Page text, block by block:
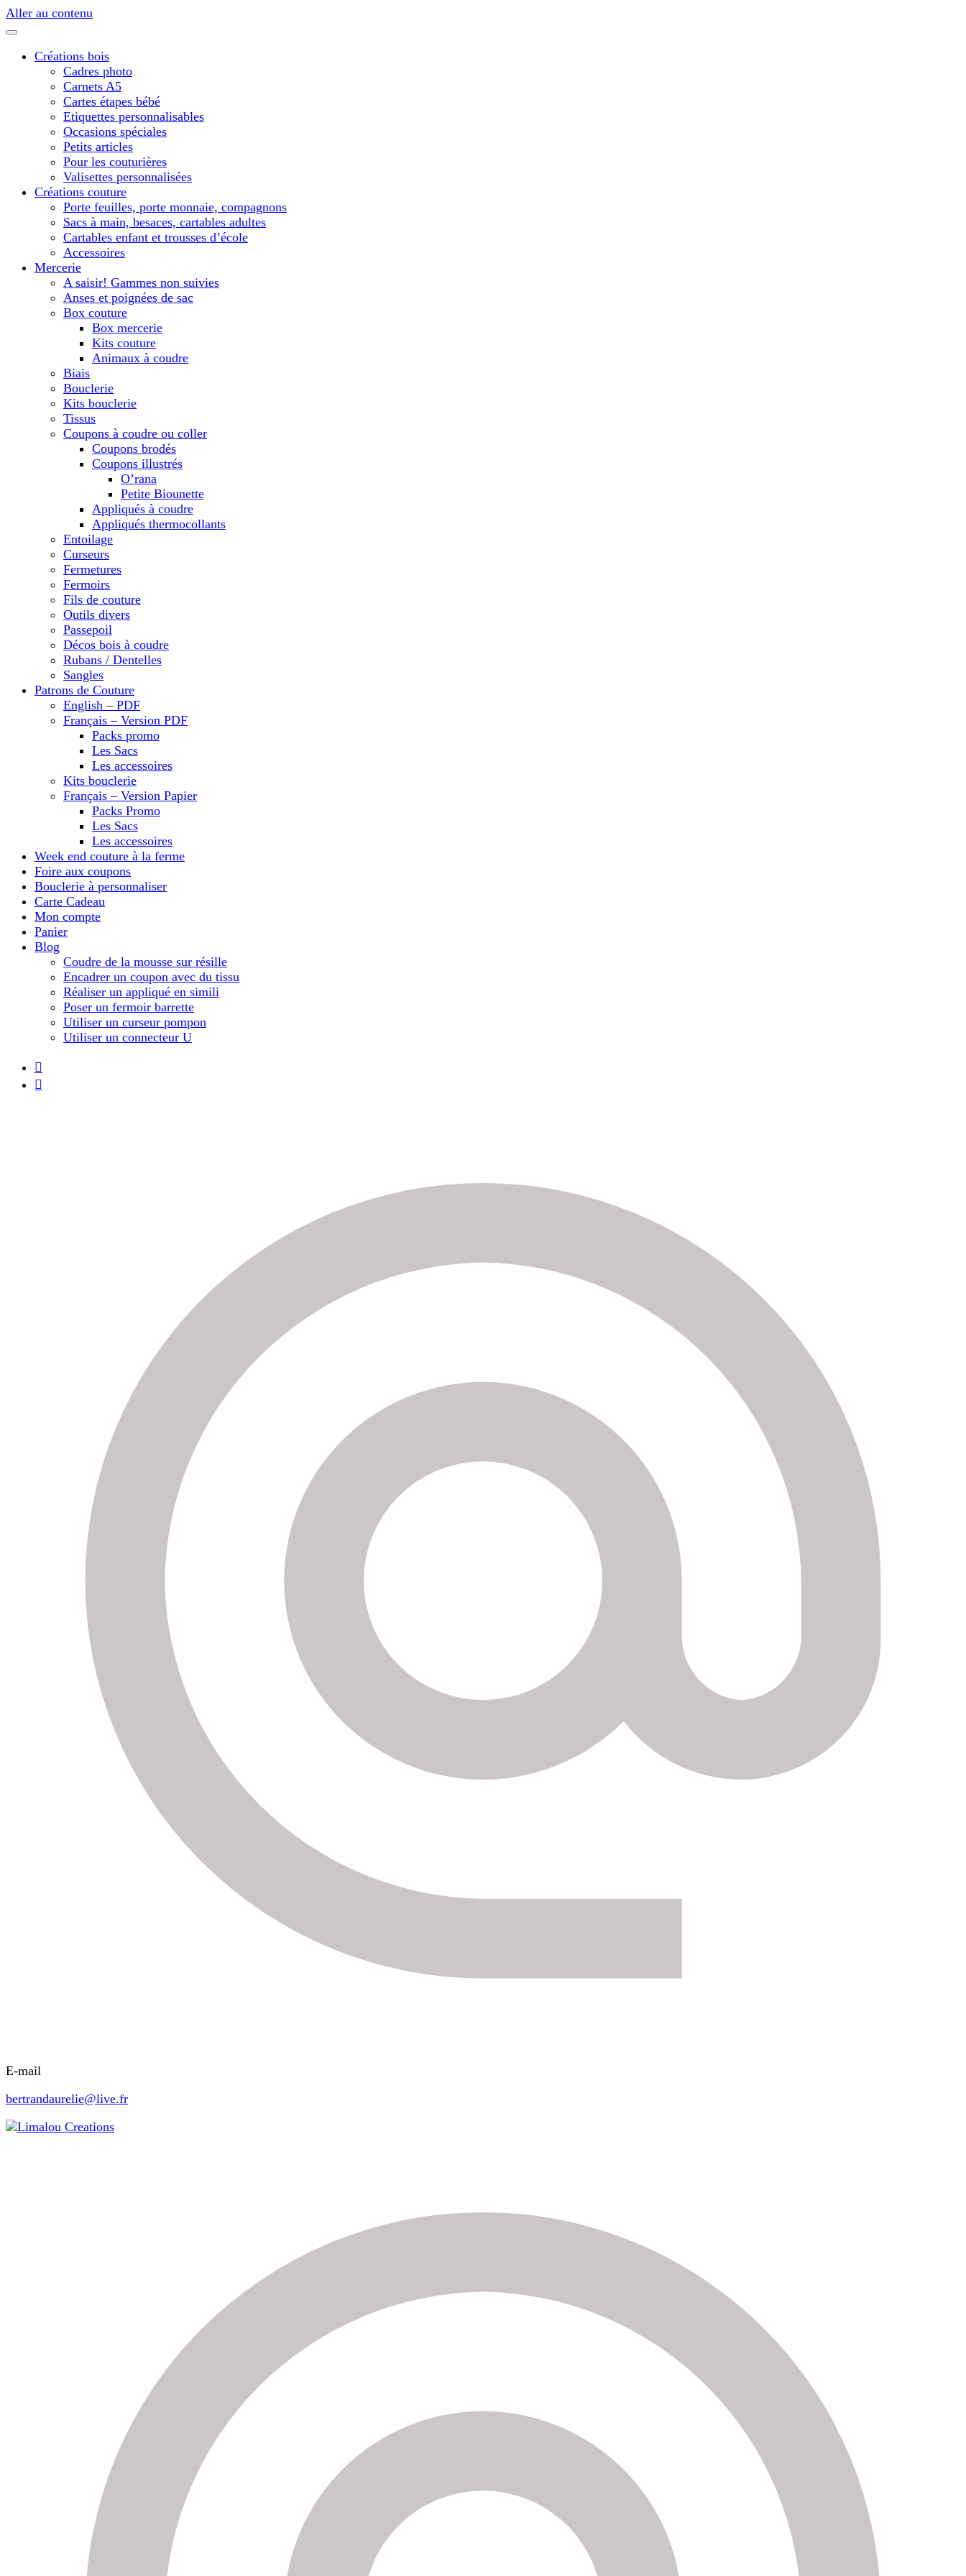
Aller au contenu
Créations bois
Cadres photo
Carnets A5
Cartes étapes bébé
Etiquettes personnalisables
Occasions spéciales
Petits articles
Pour les couturières
Valisettes personnalisées
Créations couture
Porte feuilles, porte monnaie, compagnons
Sacs à main, besaces, cartables adultes
Cartables enfant et trousses d’école
Accessoires
Mercerie
A saisir! Gammes non suivies
Anses et poignées de sac
Box couture
Box mercerie
Kits couture
Animaux à coudre
Biais
Bouclerie
Kits bouclerie
Tissus
Coupons à coudre ou coller
Coupons brodés
Coupons illustrés
O’rana
Petite Biounette
Appliqués à coudre
Appliqués thermocollants
Entoilage
Curseurs
Fermetures
Fermoirs
Fils de couture
Outils divers
Passepoil
Décos bois à coudre
Rubans / Dentelles
Sangles
Patrons de Couture
English – PDF
Français – Version PDF
Packs promo
Les Sacs
Les accessoires
Kits bouclerie
Français – Version Papier
Packs Promo
Les Sacs
Les accessoires
Week end couture à la ferme
Foire aux coupons
Bouclerie à personnaliser
Carte Cadeau
Mon compte
Panier
Blog
Coudre de la mousse sur résille
Encadrer un coupon avec du tissu
Réaliser un appliqué en simili
Poser un fermoir barrette
Utiliser un curseur pompon
Utiliser un connecteur U
E-mail
bertrandaurelie@live.fr